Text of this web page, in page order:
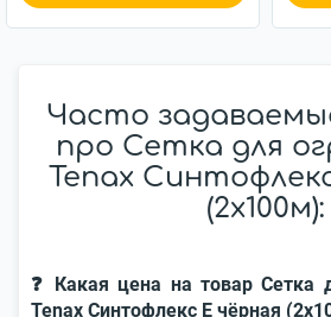
Часто
про Сетка для
Tenax
(2х100м):
❓ Какая цена на товар Сетка
Tenax Синтофлекс Е чёрная